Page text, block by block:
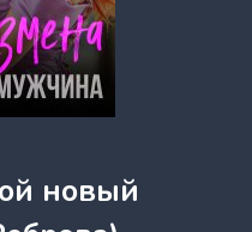
новый